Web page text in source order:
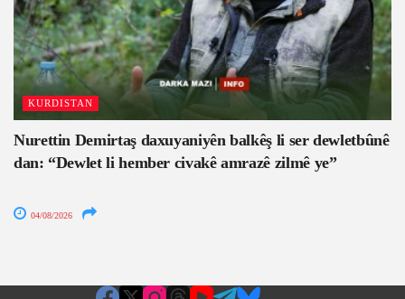
KURDISTAN
Nurettin Demirtaş daxuyaniyên balkêş li ser dewletbûnê
dan: “Dewlet li hember civakê amrazê zilmê ye”
04/08/2026